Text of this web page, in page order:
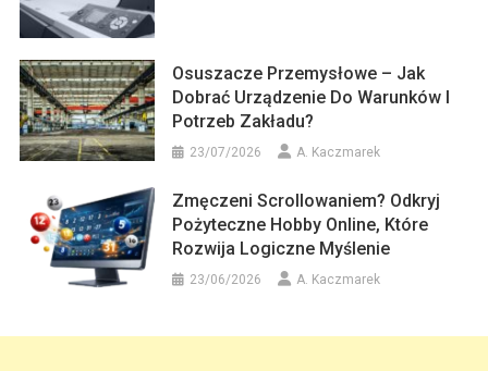
Osuszacze Przemysłowe – Jak
Dobrać Urządzenie Do Warunków I
Potrzeb Zakładu?
23/07/2026 A. Kaczmarek
Zmęczeni Scrollowaniem? Odkryj
Pożyteczne Hobby Online, Które
Rozwija Logiczne Myślenie
23/06/2026 A. Kaczmarek